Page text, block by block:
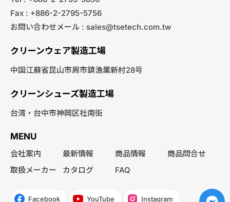
Fax : +886-2-2795-5756
お問い合わせメール : sales@tsetech.com.tw
クリーンウェア製造工場
中国江蘇省昆山市周市鎮漁業新村28号
クリーンシューズ製造工場
台湾・台中市神岡区社南街
MENU
会社案内 最新情報 商品情報
商品問合せ
取扱メーカー
カタログ FAQ
Facebook YouTube Instagram